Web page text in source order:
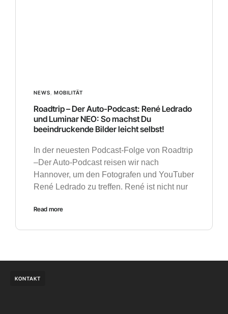
NEWS MOBILITÄT
Roadtrip – Der Auto-Podcast: René Ledrado
und Luminar NEO: So machst Du
beeindruckende Bilder leicht selbst!
In der neuesten Podcast-Folge von Roadtrip
–Der Auto-Podcast reisen wir nach
Hannover, um den Fotografen und YouTuber
René Ledrado zu treffen. René ist nicht nur
Read more
KONTAKT